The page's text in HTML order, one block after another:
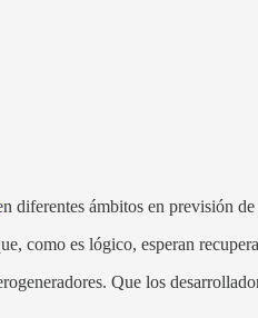
diferentes ámbitos en previsión
como es lógico, esperan
Que los